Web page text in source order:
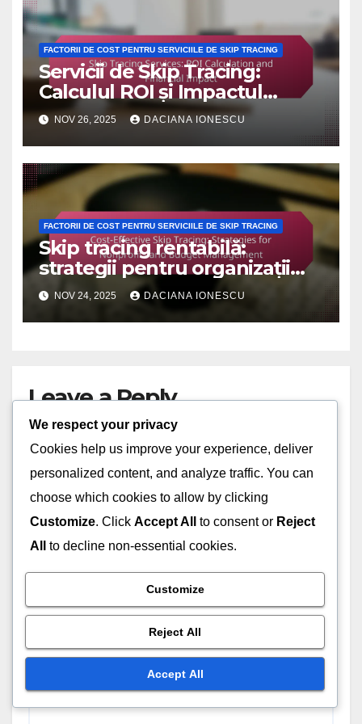
FACTORII DE COST PENTRU SERVICIILE DE SKIP TRACING
Servicii de Skip Tracing:
Calculul ROI și Impactul
Financiar
NOV 26, 2025 DACIANA IONESCU
FACTORII DE COST PENTRU SERVICIILE DE SKIP TRACING
Skip tracing rentabilă:
strategii pentru organizații
nonprofit și gestionarea
bugetului
NOV 24, 2025 DACIANA IONESCU
Leave a Reply
Comment*
We respect your privacy
Cookies help us improve your experience, deliver
personalized content, and analyze traffic. You can
choose which cookies to allow by clicking
Customize. Click Accept All to consent or Reject
All
to decline non-essential cookies.
Customize
Reject All
Accept All